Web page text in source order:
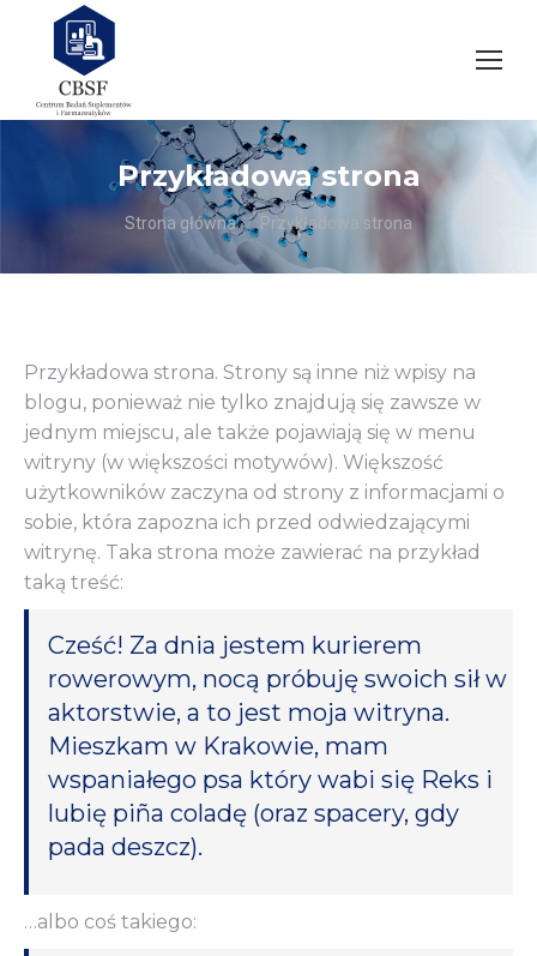
Przykładowa strona
Jesteś tutaj:
Strona główna Przykładowa strona
Przykładowa strona. Strony są inne niż wpisy na
blogu, ponieważ nie tylko znajdują się zawsze w
jednym miejscu, ale także pojawiają się w menu
witryny (w większości motywów). Większość
użytkowników zaczyna od strony z informacjami o
sobie, która zapozna ich przed odwiedzającymi
witrynę. Taka strona może zawierać na przykład
taką treść:
Cześć! Za dnia jestem kurierem
rowerowym, nocą próbuję swoich sił w
aktorstwie, a to jest moja witryna.
Mieszkam w Krakowie, mam
wspaniałego psa który wabi się Reks i
lubię piña coladę (oraz spacery, gdy
pada deszcz).
…albo coś takiego: